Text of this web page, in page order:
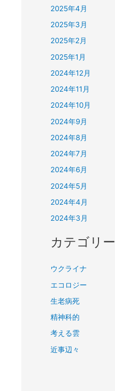
2025年4月
2025年3月
2025年2月
2025年1月
2024年12月
2024年11月
2024年10月
2024年9月
2024年8月
2024年7月
2024年6月
2024年5月
2024年4月
2024年3月
カテゴリー
ウクライナ
エコロジー
生老病死
精神科的
考える雲
近事辺々